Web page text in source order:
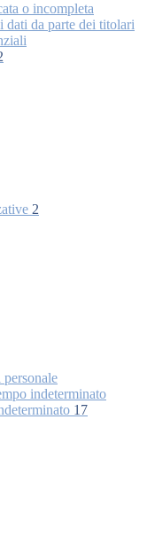
o incompleta
dati da parte dei titolari
2
indeterminato
17